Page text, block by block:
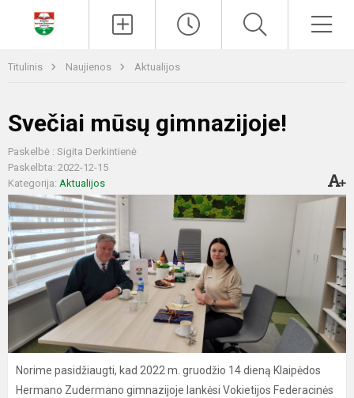
Titulinis Naujienos Aktualijos
Svečiai mūsų gimnazijoje!
Paskelbė : Sigita Derkintienė
Paskelbta: 2022-12-15
Kategorija: Aktualijos
Norime pasidžiaugti, kad 2022 m. gruodžio 14 dieną Klaipėdos
Hermano Zudermano gimnazijoje lankėsi Vokietijos Federacinės